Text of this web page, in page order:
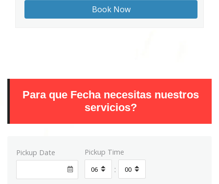
Para que Fecha necesitas nuestros
servicios?
Pickup Date Pickup Time
: